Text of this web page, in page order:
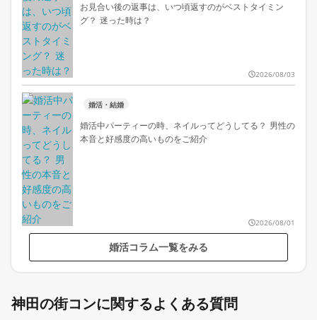
お見合い後の返事は、いつ頃返すのがベストタイミン
グ？ 迷った時は？
2026/08/03
婚活・結婚
婚活中パーティーの時、ネイルってどうしてる？ 男性の
本音と好感度の高いものをご紹介
2026/08/01
婚活コラム一覧をみる
神田の街コンに関するよくある質問